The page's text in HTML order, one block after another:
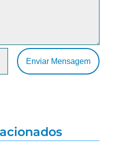
Enviar Mensagem